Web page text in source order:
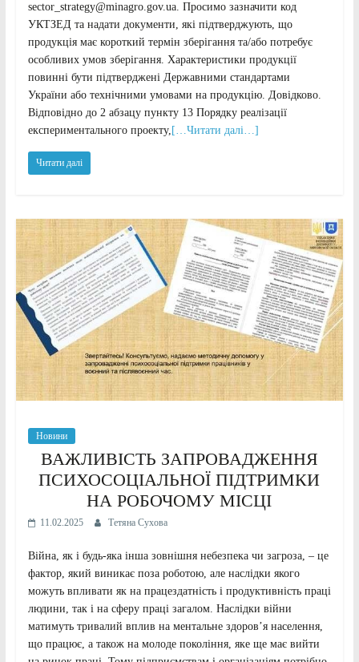
sector_strategy@minagro.gov.ua. Просимо зазначити код
УКТЗЕД та надати документи, які підтверджують, що
продукція має короткий термін зберігання та/або потребує
особливих умов зберігання. Характеристики продукції
повинні бути підтверджені Державними стандартами
України або технічними умовами на продукцію. Довідково.
Відповідно до 2 абзацу пункту 13 Порядку реалізації
експериментального проекту, […Читати далі…]
Читати далі
Новини
ВАЖЛИВІСТЬ ЗАПРОВАДЖЕННЯ
ПСИХОСОЦІАЛЬНОЇ ПІДТРИМКИ
НА РОБОЧОМУ МІСЦІ
11.02.2025 Тетяна Сухова
Війна, як і будь-яка інша зовнішня небезпека чи загроза, – це
фактор, який виникає поза роботою, але наслідки якого
можуть впливати як на працездатність і продуктивність праці
людини, так і на сферу праці загалом. Наслідки війни
матимуть тривалий вплив на ментальне здоров’я населення,
що працює, а також на молоде покоління, яке ще має вийти